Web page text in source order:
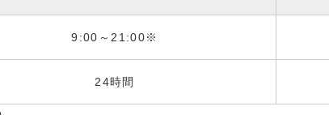
9:00～21:00※
24時間